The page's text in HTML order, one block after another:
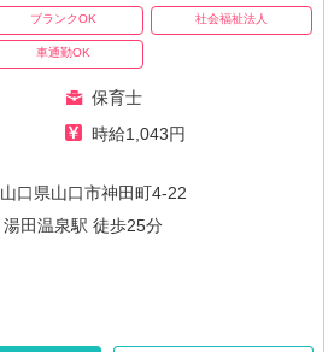
ブランクOK 社会福祉法人
車通勤OK
保育士
時給1,043円
山口県山口市神田町4-22
湯田温泉駅 徒歩25分